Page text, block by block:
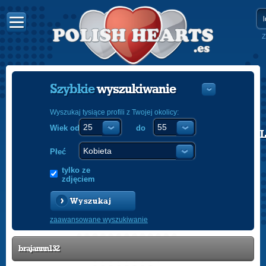
POLISH
Szybkiewyszukiwanie
Wyszukaj tysiące profili z Twojej okolicy:
Wiek od do
Płeć
tylko ze
zdjęciem
Wyszukaj
zaawansowane wyszukiwanie
brajannn132